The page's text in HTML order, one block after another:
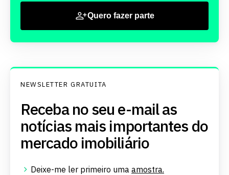
Quero fazer parte
NEWSLETTER GRATUITA
Receba no seu e-mail as
notícias mais importantes do
mercado imobiliário
Deixe-me ler primeiro uma amostra.